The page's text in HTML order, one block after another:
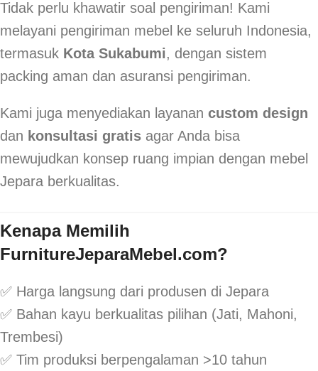
Tidak perlu khawatir soal pengiriman! Kami
melayani pengiriman mebel ke seluruh Indonesia,
termasuk Kota Sukabumi, dengan sistem
packing aman dan asuransi pengiriman.
Kami juga menyediakan layanan custom design
dan konsultasi gratis agar Anda bisa
mewujudkan konsep ruang impian dengan mebel
Jepara berkualitas.
Kenapa Memilih
FurnitureJeparaMebel.com?
✅ Harga langsung dari produsen di Jepara
✅ Bahan kayu berkualitas pilihan (Jati, Mahoni,
Trembesi)
✅ Tim produksi berpengalaman >10 tahun